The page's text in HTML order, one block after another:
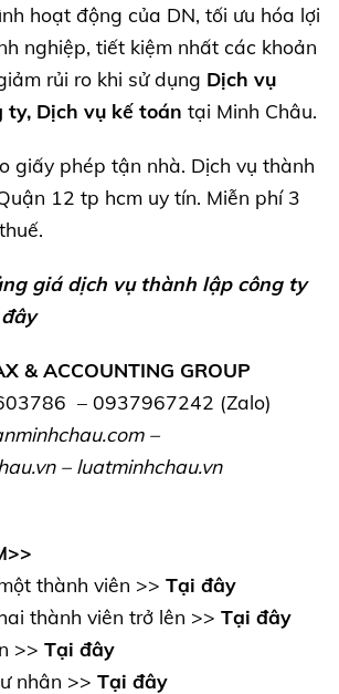
hoạt động của DN, tối ưu hóa lợi
nghiệp, tiết kiệm nhất các khoản
rủi ro khi sử dụng Dịch vụ
Dịch vụ kế toán tại Minh Châu.
giấy phép tận nhà. Dịch vụ thành
12 tp hcm uy tín. Miễn phí 3
giá dịch vụ thành lập công ty
& ACCOUNTING GROUP
– 0937967242 (Zalo)
–
– luatminhchau.vn
thành viên >> Tại đây
thành viên trở lên >> Tại đây
>> Tại đây
nhân >> Tại đây